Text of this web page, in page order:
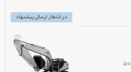
در انتظار ارسال پیشنهاد